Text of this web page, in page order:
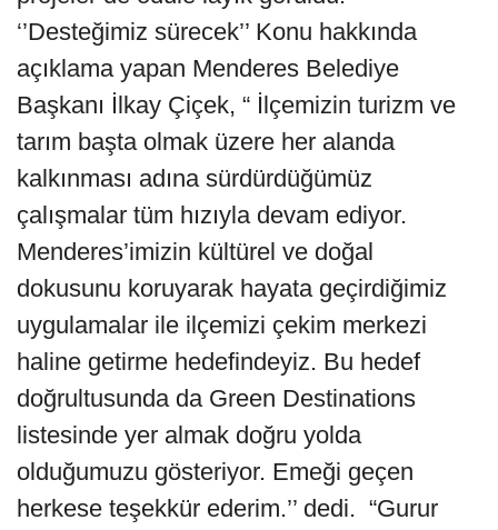
‘’Desteğimiz sürecek’’ Konu hakkında
açıklama yapan Menderes Belediye
Başkanı İlkay Çiçek, “ İlçemizin turizm ve
tarım başta olmak üzere her alanda
kalkınması adına sürdürdüğümüz
çalışmalar tüm hızıyla devam ediyor.
Menderes’imizin kültürel ve doğal
dokusunu koruyarak hayata geçirdiğimiz
uygulamalar ile ilçemizi çekim merkezi
haline getirme hedefindeyiz. Bu hedef
doğrultusunda da Green Destinations
listesinde yer almak doğru yolda
olduğumuzu gösteriyor. Emeği geçen
herkese teşekkür ederim.’’ dedi. “Gurur